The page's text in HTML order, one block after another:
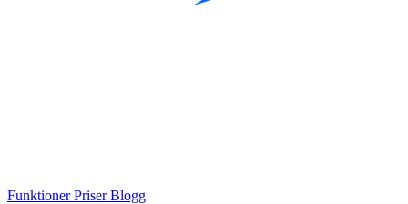
FunktionerPriserBlogg